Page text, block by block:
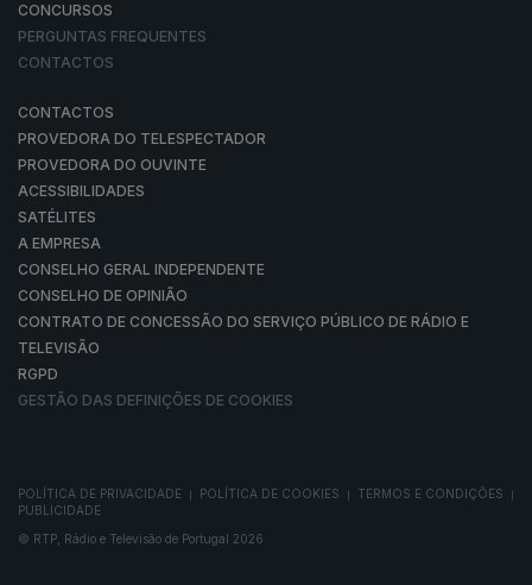
CONCURSOS
PERGUNTAS FREQUENTES
CONTACTOS
CONTACTOS
PROVEDORA DO TELESPECTADOR
PROVEDORA DO OUVINTE
ACESSIBILIDADES
SATÉLITES
A EMPRESA
CONSELHO GERAL INDEPENDENTE
CONSELHO DE OPINIÃO
CONTRATO DE CONCESSÃO DO SERVIÇO PÚBLICO DE RÁDIO E
TELEVISÃO
RGPD
GESTÃO DAS DEFINIÇÕES DE COOKIES
POLÍTICA DE PRIVACIDADE POLÍTICA DE COOKIES TERMOS E CONDIÇÕES
PUBLICIDADE
© RTP, Rádio e Televisão de Portugal 2026